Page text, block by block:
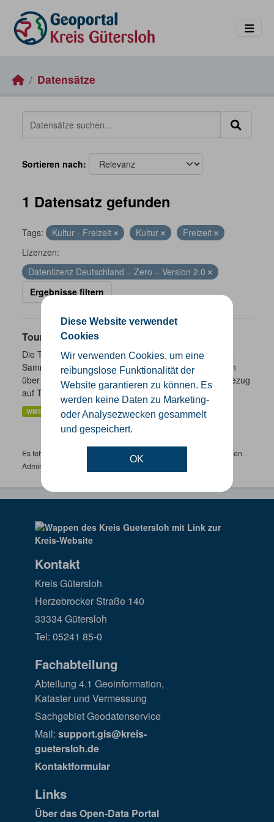
Diese Website verwendet
Cookies
Wir verwenden Cookies, um eine
reibungslose Funktionalität der
Website garantieren zu können. Es
werden keine Daten zu Marketing-
oder Analysezwecken gesammelt
und gespeichert.
OK
Datensätze
Sortieren nach
1 Datensatz gefunden
Tags: Kultur - Freizeit Kultur
Freizeit
Lizenzen:
Datenlizenz Deutschland – Zero – Version 2.0
Ergebnisse filtern
Touristik- und Freizeitinformationen NRW
Die Touristik- und Freizeitinformationen NRW sind eine
Sammlung von Daten des Landes Nordrhein-Westfalen
über ausgewählte freizeitbezogene Informationen in Bezug
auf Tourismus,...
WMS
Es fehlen spezifische Datensätze? Wenden Sie sich bitte an einen
Administrator unter:
support.gis@kreis-guetersloh.de
Kontakt
Kreis Gütersloh
Herzebrocker Straße 140
33334 Gütersloh
Tel: 05241 85-0
Fachabteilung
Abteilung 4.1 Geoinformation,
Kataster und Vermessung
Sachgebiet Geodatenservice
Mail: support.gis@kreis-
guetersloh.de
Kontaktformular
Links
Über das Open-Data Portal